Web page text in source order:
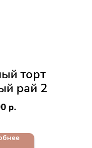
торт
рай 2
р.